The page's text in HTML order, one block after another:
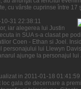
cu vârste cuprinse între 17
31 22:38:11
iar alegerea lui Justin
in SUA s-a clasat pe
Coen - Ethan si Joel.
lui Llewyn
ajunge la personajul
in 2011-01-18 01:41:59
gala de decernare a